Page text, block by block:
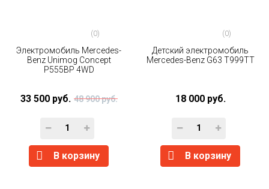
(0)
Электромобиль Mercedes-
Benz Unimog Concept
P555BP 4WD
33 500 руб. 48 900 руб.
В корзину
(0)
Детский электромобиль
Mercedes-Benz G63 T999TT
18 000 руб.
В корзину